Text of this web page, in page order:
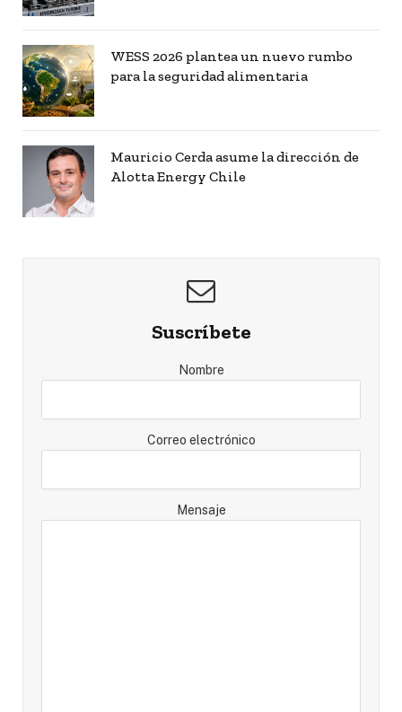
WESS 2026 plantea un nuevo rumbo
para la seguridad alimentaria
Mauricio Cerda asume la dirección de
Alotta Energy Chile
Suscríbete
Nombre
Correo electrónico
Mensaje